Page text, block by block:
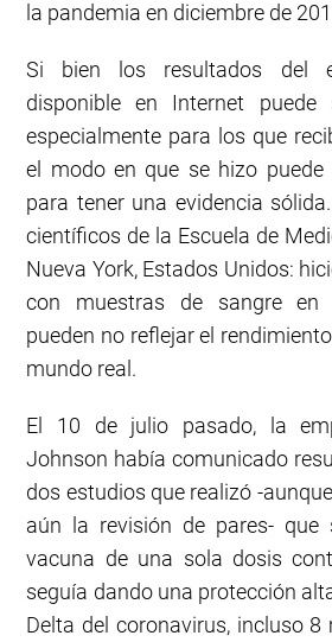
la pandemia en diciembre de
Si bien los resultados del
disponible en Internet puede
especialmente para los que
el modo en que se hizo
para tener una evidencia
científicos de la Escuela de
Nueva York, Estados Unidos:
con muestras de sangre en
pueden no reflejar el
mundo real.
El 10 de julio pasado, la
Johnson había comunicado
dos estudios que realizó -
aún la revisión de pares- que
vacuna de una sola dosis
seguía dando una protección
Delta del coronavirus, incluso 8